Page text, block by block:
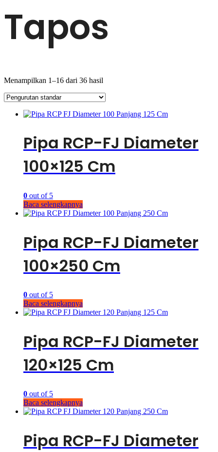
Tapos
Menampilkan 1–16 dari 36 hasil
Pipa RCP-FJ Diameter
100×125 Cm
0 out of 5
Baca selengkapnya
Pipa RCP-FJ Diameter
100×250 Cm
0 out of 5
Baca selengkapnya
Pipa RCP-FJ Diameter
120×125 Cm
0 out of 5
Baca selengkapnya
Pipa RCP-FJ Diameter